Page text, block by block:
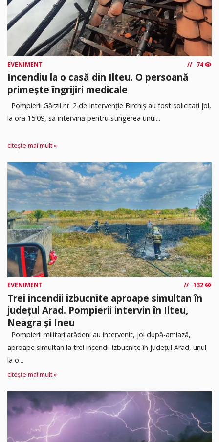
EVENIMENT 74
Incendiu la o casă din Ilteu. O persoană
primește îngrijiri medicale
Pompierii Gărzii nr. 2 de Intervenție Birchiș au fost solicitați joi,
la ora 15:09, să intervină pentru stingerea unui...
citește mai mult »
EVENIMENT 132
Trei incendii izbucnite aproape simultan în
județul Arad. Pompierii intervin în Ilteu,
Neagra și Ineu
Pompierii militari arădeni au intervenit, joi după-amiază,
aproape simultan la trei incendii izbucnite în județul Arad, unul
la o...
citește mai mult »